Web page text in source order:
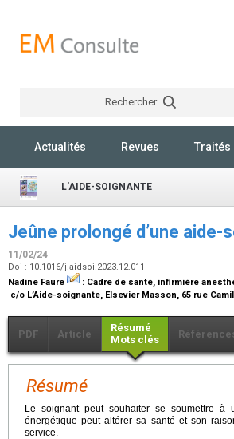
Rechercher
Actualités Revues Traités
L'AIDE-SOIGNANTE
Jeûne prolongé d’une
11/02/24
Doi : 10.1016/j.aidsoi.2023.12.011
Nadine Faure
: Cadre de santé, infirmière
c/o L’Aide-soignante, Elsevier Masson, 65 rue
PDF Article
Résumé
Mots clés
Résumé
Le soignant peut souhaiter se soumettre à
énergétique peut altérer sa santé et son
service.